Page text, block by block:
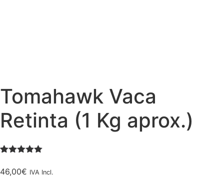
Tomahawk Vaca
Retinta (1 Kg aprox.)
con5.00 de
5 en base
46,00€ IVA Incl.